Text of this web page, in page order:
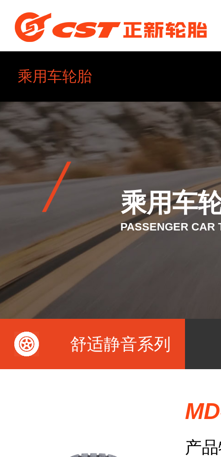
乘用车轮胎
全钢卡客车轮胎
特种胎
自行车胎
摩托车胎
电动车胎
乘用车
PASSENGER CAR
舒适静音系列
产